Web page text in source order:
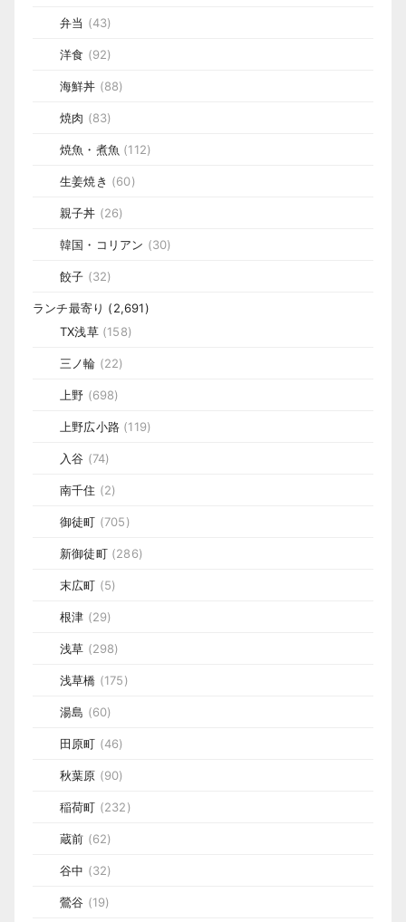
弁当 (43)
洋食 (92)
海鮮丼 (88)
焼肉 (83)
焼魚・煮魚 (112)
生姜焼き (60)
親子丼 (26)
韓国・コリアン (30)
餃子 (32)
ランチ最寄り (2,691)
TX浅草(158)
三ノ輪 (22)
上野 (698)
上野広小路 (119)
入谷 (74)
南千住 (2)
御徒町 (705)
新御徒町(286)
末広町 (5)
根津 (29)
浅草 (298)
浅草橋 (175)
湯島 (60)
田原町 (46)
秋葉原 (90)
稲荷町 (232)
蔵前 (62)
谷中 (32)
鶯谷 (19)